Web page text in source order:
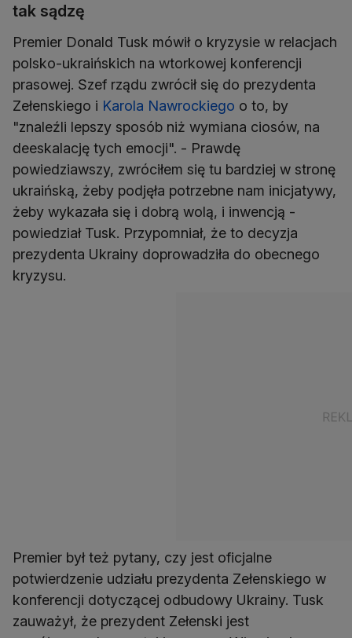
tak sądzę
Premier Donald Tusk mówił o kryzysie w relacjach
polsko-ukraińskich na wtorkowej konferencji
prasowej. Szef rządu zwrócił się do prezydenta
Zełenskiego i Karola Nawrockiego o to, by
"znaleźli lepszy sposób niż wymiana ciosów, na
deeskalację tych emocji". - Prawdę
powiedziawszy, zwróciłem się tu bardziej w stronę
ukraińską, żeby podjęła potrzebne nam inicjatywy,
żeby wykazała się i dobrą wolą, i inwencją -
powiedział Tusk. Przypomniał, że to decyzja
prezydenta Ukrainy doprowadziła do obecnego
kryzysu.
Premier był też pytany, czy jest oficjalne
potwierdzenie udziału prezydenta Zełenskiego w
konferencji dotyczącej odbudowy Ukrainy. Tusk
zauważył, że prezydent Zełenski jest